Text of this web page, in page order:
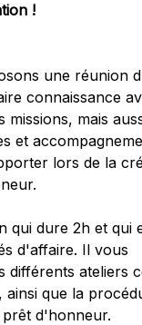
!
une réunion
connaissance
missions, mais
et
lors de la
qui dure 2h et qui
d'affaire. Il vous
différents ateliers
ainsi que la
prêt d'honneur.